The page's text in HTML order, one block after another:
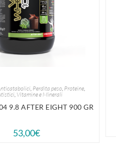
, Perdita peso, Proteine,
, Vitamine e Minerali
9.8 AFTER EIGHT 900 GR
53,00€